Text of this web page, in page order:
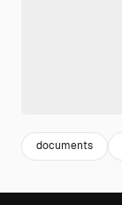
documents